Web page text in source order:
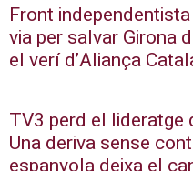
Front
via per salvar Girona
el verí d’Aliança
TV3 perd el lideratge
Una deriva sense